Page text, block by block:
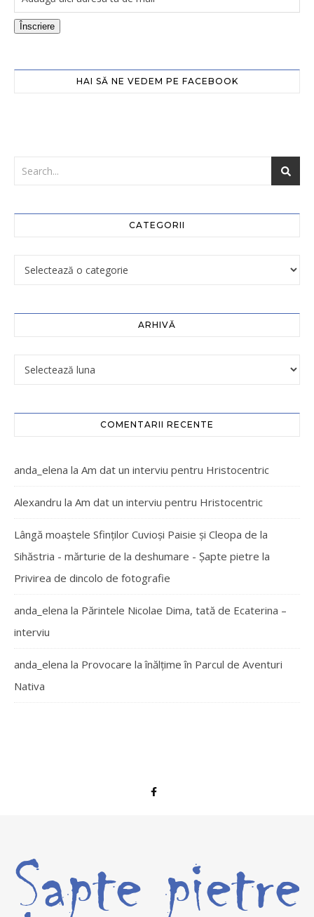
Înscriere
HAI SĂ NE VEDEM PE FACEBOOK
CATEGORII
ARHIVĂ
COMENTARII RECENTE
anda_elena la Am dat un interviu pentru Hristocentric
Alexandru la Am dat un interviu pentru Hristocentric
Lângă moaștele Sfinților Cuvioși Paisie și Cleopa de la
Sihăstria - mărturie de la deshumare - Şapte pietre la
Privirea de dincolo de fotografie
anda_elena la Părintele Nicolae Dima, tată de Ecaterina –
interviu
anda_elena la Provocare la înălțime în Parcul de Aventuri
Nativa